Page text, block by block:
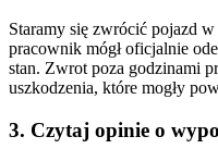
Staramy się zwrócić pojazd
pracownik mógł oficjalnie
stan. Zwrot poza godzinami
uszkodzenia, które mogły
3. Czytaj opinie o